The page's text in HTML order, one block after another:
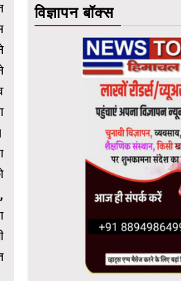
विज्ञापन बॉक्स